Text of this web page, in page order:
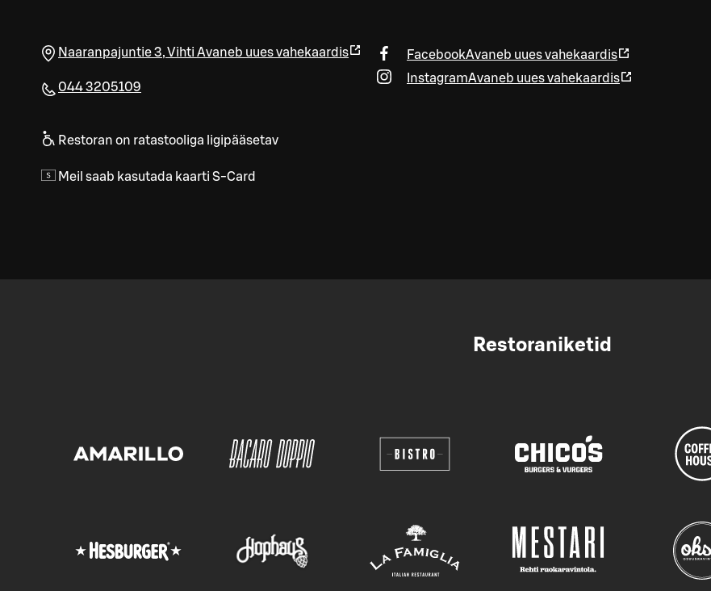
Naaranpajuntie 3,Vihti Avaneb uues vahekaardis
044 3205109
Restoran on ratastooliga ligipääsetav
Meil saab kasutada kaarti S-Card
FacebookAvaneb uues vahekaardis
InstagramAvaneb uues vahekaardis
Restoraniketid